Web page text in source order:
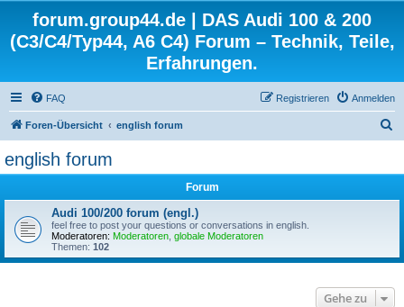
forum.group44.de | DAS Audi 100 & 200
(C3/C4/Typ44, A6 C4) Forum – Technik, Teile,
Erfahrungen.
FAQ Anmelden
Registrieren
Foren-Übersicht english forum
english forum
Forum
Audi 100/200 forum (engl.)
feel free to post your questions or conversations in english.
Moderatoren: Moderatoren globale Moderatoren
Themen: 102
Gehe zu